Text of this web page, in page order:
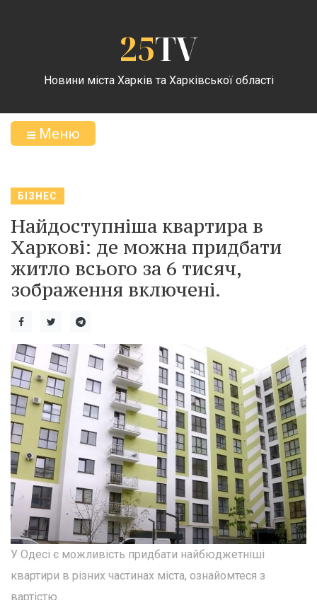
25TV
Новини міста Харків та Харківської області
Меню
БІЗНЕС
Найдоступніша квартира в
Харкові: де можна придбати
житло всього за 6 тисяч,
зображення включені.
У Одесі є можливість придбати найбюджетніші
квартири в різних частинах міста, ознайомтеся з
вартістю.